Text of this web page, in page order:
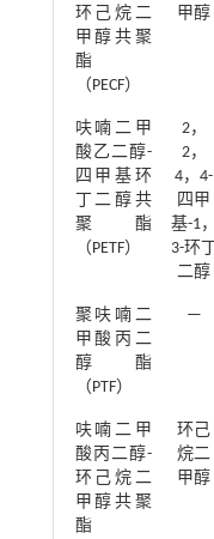
环己烷二
甲醇共聚
酯
（PECF）
甲醇
呋喃二甲
酸乙二醇-
四甲基环
丁二醇共
聚酯
（PETF）
2，
2，
4，4-
四甲
基-1，
3-环丁
二醇
聚呋喃二
甲酸丙二
醇酯
（PTF）
—
呋喃二甲
酸丙二醇-
环己烷二
甲醇共聚
酯
环己
烷二
甲醇